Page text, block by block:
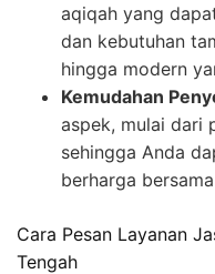
aqiqah yang
dan kebutuhan
hingga modern
Kemudahan
aspek, mulai dari
sehingga Anda
berharga
Cara Pesan Layanan
Tengah